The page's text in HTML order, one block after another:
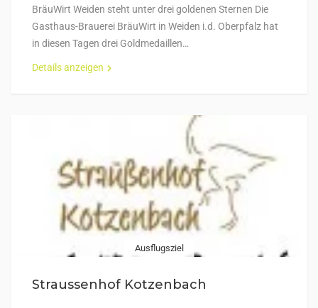
BräuWirt Weiden steht unter drei goldenen Sternen Die
Gasthaus-Brauerei BräuWirt in Weiden i.d. Oberpfalz hat
in diesen Tagen drei Goldmedaillen…
Details anzeigen
Ausflugsziel
Straussenhof Kotzenbach